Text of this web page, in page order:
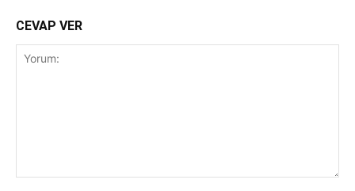
CEVAP VER